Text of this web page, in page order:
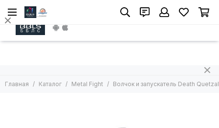
Metal Fight
Все товары
Главная Каталог Metal Fight Волчок и запускатель Death